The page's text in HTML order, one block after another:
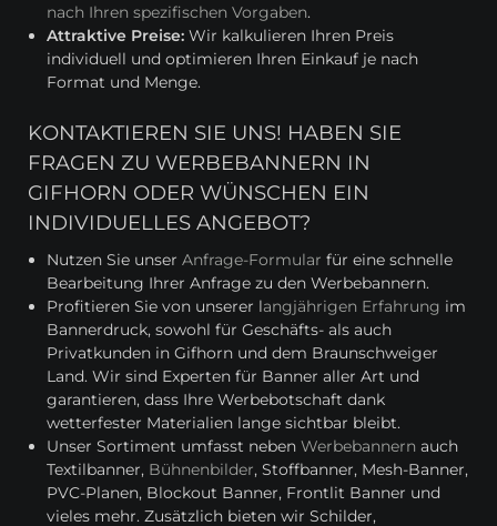
nach Ihren spezifischen Vorgaben.
Attraktive Preise:Wir kalkulieren Ihren Preis
individuell und optimieren Ihren Einkauf je nach
Format und Menge.
KONTAKTIEREN SIE UNS! HABEN SIE
FRAGEN ZU WERBEBANNERN IN
GIFHORN ODER WÜNSCHEN EIN
INDIVIDUELLES ANGEBOT?
Nutzen Sie unserAnfrage-Formular für eine schnelle
Bearbeitung Ihrer Anfrage zu den Werbebannern.
Profitieren Sie von unserer langjährigen Erfahrung im
Bannerdruck, sowohl für Geschäfts- als auch
Privatkunden in Gifhorn und dem Braunschweiger
Land. Wir sind Experten für Banner aller Art und
garantieren, dass Ihre Werbebotschaft dank
wetterfester Materialien lange sichtbar bleibt.
Unser Sortiment umfasst nebenWerbebannern auch
Textilbanner, Bühnenbilder, Stoffbanner, Mesh-Banner,
PVC-Planen, Blockout Banner, Frontlit Banner und
vieles mehr. Zusätzlich bieten wir Schilder,